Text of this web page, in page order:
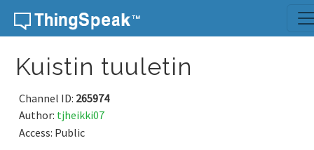
Skip to content
Kuistin tuuletin
Channel ID: 265974
Author: tjheikki07
Access: Public